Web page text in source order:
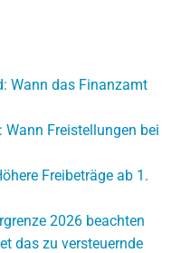
Wann das Finanzamt
Freistellungen bei
Freibeträge ab 1.
2026 beachten
das zu versteuernde